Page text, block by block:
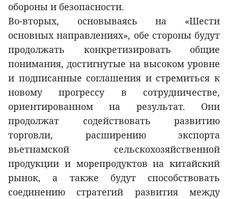
обороны и безопасности.
Во-вторых, основываясь на «Шести
основных направлениях», обе стороны будут
продолжать конкретизировать общие
понимания, достигнутые на высоком уровне
и подписанные соглашения и стремиться к
новому прогрессу в сотрудничестве,
ориентированном на результат. Они
продолжат содействовать развитию
торговли, расширению экспорта
вьетнамской сельскохозяйственной
продукции и морепродуктов на китайский
рынок, а также будут способствовать
соединению стратегий развития между